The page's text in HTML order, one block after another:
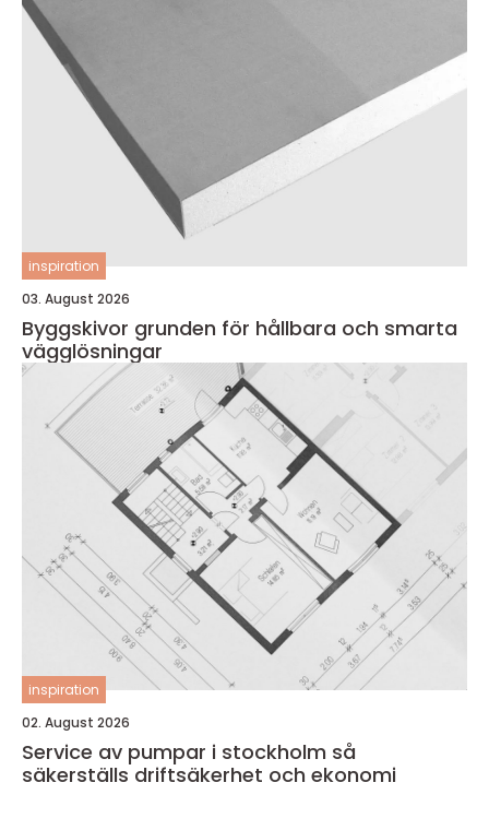
inspiration
03. August 2026
Byggskivor grunden för hållbara och smarta
vägglösningar
inspiration
02. August 2026
Service av pumpar i stockholm så
säkerställs driftsäkerhet och ekonomi